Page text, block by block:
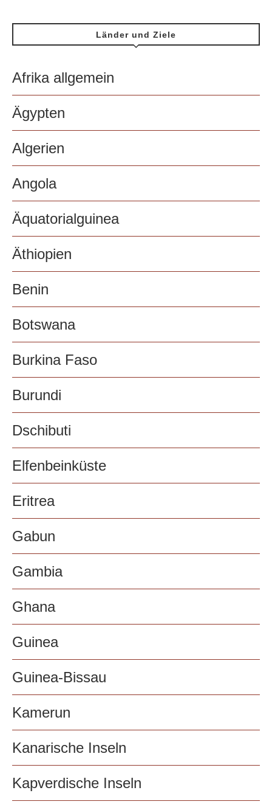
Länder und Ziele
Afrika allgemein
Ägypten
Algerien
Angola
Äquatorialguinea
Äthiopien
Benin
Botswana
Burkina Faso
Burundi
Dschibuti
Elfenbeinküste
Eritrea
Gabun
Gambia
Ghana
Guinea
Guinea-Bissau
Kamerun
Kanarische Inseln
Kapverdische Inseln